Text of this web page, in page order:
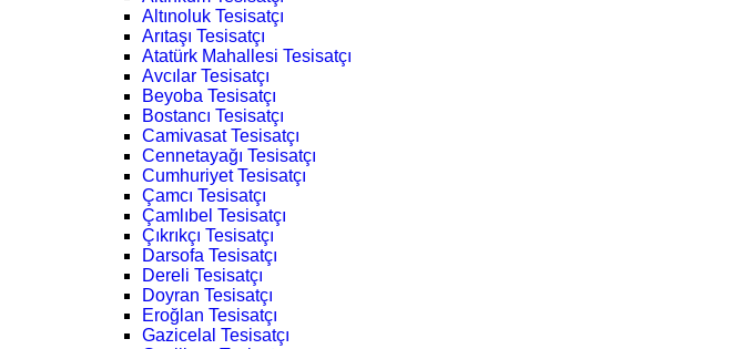
Altınoluk Tesisatçı
Arıtaşı Tesisatçı
Atatürk Mahallesi Tesisatçı
Avcılar Tesisatçı
Beyoba Tesisatçı
Bostancı Tesisatçı
Camivasat Tesisatçı
Cennetayağı Tesisatçı
Cumhuriyet Tesisatçı
Çamcı Tesisatçı
Çamlıbel Tesisatçı
Çıkrıkçı Tesisatçı
Darsofa Tesisatçı
Dereli Tesisatçı
Doyran Tesisatçı
Eroğlan Tesisatçı
Gazicelal Tesisatçı